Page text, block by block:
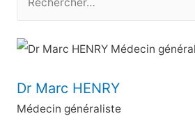
c
e
r
Dr Marc HENRY
Médecin généraliste